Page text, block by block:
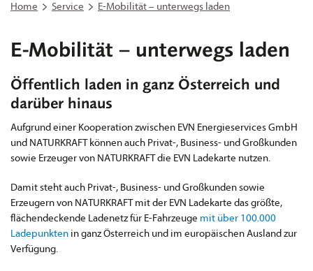
Home Service E-Mobilität – unterwegs laden
E-Mobilität – unterwegs laden
Öffentlich laden in ganz Österreich und
darüber hinaus
Aufgrund einer Kooperation zwischen EVN Energieservices GmbH
und NATURKRAFT können auch Privat-, Business- und Großkunden
sowie Erzeuger von NATURKRAFT die EVN Ladekarte nutzen.
Damit steht auch Privat-, Business- und Großkunden sowie
Erzeugern von NATURKRAFT mit der EVN Ladekarte das größte,
flächendeckende Ladenetz für E-Fahrzeuge mit über 100.000
Ladepunkten in ganz Österreich und im europäischen Ausland zur
Verfügung.